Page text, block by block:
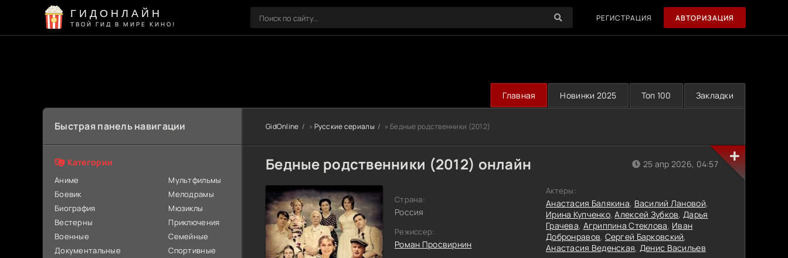
ГИДОНЛАЙН
ТВОЙ ГИД В МИРЕ КИНО!
РЕГИСТРАЦИЯ АВТОРИЗАЦИЯ
Главная Новинки 2025 Топ 100 Закладки
Быстрая панель навигации
Категории
Аниме
Боевик
Биография
Вестерны
Военные
Документальные
Мультфильмы
Мелодрамы
Мюзиклы
Приключения
Семейные
Спортивные
GidOnline » Русские сериалы » Бедные родственники (2012)
Бедные родственники (2012) онлайн
Страна:
Россия
Режиссер:
Роман Просвирнин
25 апр 2026, 04:57
Актеры:
Анастасия Балякина, Василий Лановой,
Ирина Купченко,Алексей Зубков, Дарья
Грачева, Агриппина Стеклова, Иван
Добронравов, Сергей Барковский,
Анастасия Веденская, Денис Васильев